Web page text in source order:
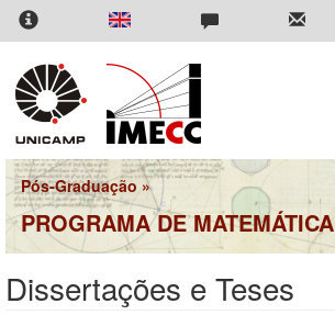
Pular
para
conteúdo
principal
Pós-Graduação »
PROGRAMA DE MATEMÁTICA
Dissertações e Teses